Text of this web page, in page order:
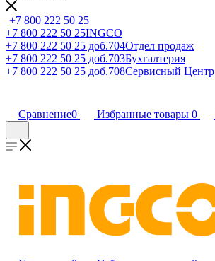
+7 800 222 50 25
+7 800 222 50 25INGCO
+7 800 222 50 25 доб.704Отдел продаж
+7 800 222 50 25 доб.703Бухгалтерия
+7 800 222 50 25 доб.708Сервисный Центр
Сравнение0 Избранные товары 0